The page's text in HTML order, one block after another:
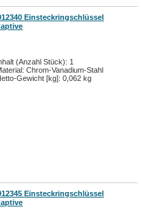
Einsteckringschlüssel
(Anzahl Stück): 1
Chrom-Vanadium-Stahl
Gewicht [kg]: 0,062 kg
Einsteckringschlüssel